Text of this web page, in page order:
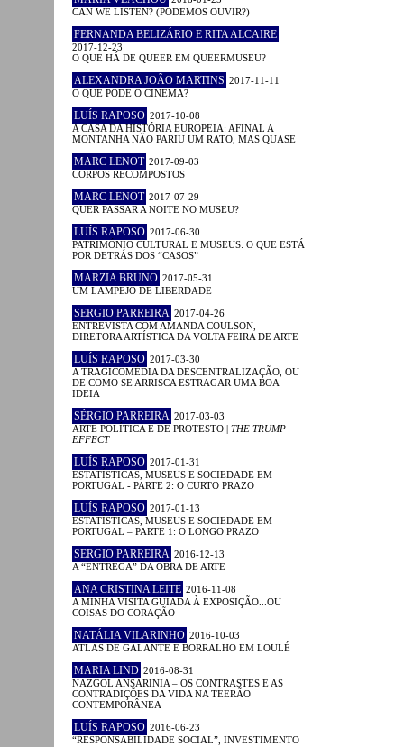
CAN WE LISTEN? (PODEMOS OUVIR?)
FERNANDA BELIZÁRIO E RITA ALCAIRE
2017-12-23
O QUE HÁ DE QUEER EM QUEERMUSEU?
ALEXANDRA JOÃO MARTINS 2017-11-11
O QUE PODE O CINEMA?
LUÍS RAPOSO 2017-10-08
A CASA DA HISTÓRIA EUROPEIA: AFINAL A
MONTANHA NÃO PARIU UM RATO, MAS QUASE
MARC LENOT 2017-09-03
CORPOS RECOMPOSTOS
MARC LENOT 2017-07-29
QUER PASSAR A NOITE NO MUSEU?
LUÍS RAPOSO 2017-06-30
PATRIMÓNIO CULTURAL E MUSEUS: O QUE ESTÁ
POR DETRÁS DOS “CASOS”
MARZIA BRUNO 2017-05-31
UM LAMPEJO DE LIBERDADE
SERGIO PARREIRA 2017-04-26
ENTREVISTA COM AMANDA COULSON,
DIRETORA ARTÍSTICA DA VOLTA FEIRA DE ARTE
LUÍS RAPOSO 2017-03-30
A TRAGICOMÉDIA DA DESCENTRALIZAÇÃO, OU
DE COMO SE ARRISCA ESTRAGAR UMA BOA
IDEIA
SÉRGIO PARREIRA 2017-03-03
ARTE POLÍTICA E DE PROTESTO | THE TRUMP
EFFECT
LUÍS RAPOSO 2017-01-31
ESTATÍSTICAS, MUSEUS E SOCIEDADE EM
PORTUGAL - PARTE 2: O CURTO PRAZO
LUÍS RAPOSO 2017-01-13
ESTATÍSTICAS, MUSEUS E SOCIEDADE EM
PORTUGAL – PARTE 1: O LONGO PRAZO
SERGIO PARREIRA 2016-12-13
A “ENTREGA” DA OBRA DE ARTE
ANA CRISTINA LEITE 2016-11-08
A MINHA VISITA GUIADA À EXPOSIÇÃO...OU
COISAS DO CORAÇÃO
NATÁLIA VILARINHO 2016-10-03
ATLAS DE GALANTE E BORRALHO EM LOULÉ
MARIA LIND 2016-08-31
NAZGOL ANSARINIA – OS CONTRASTES E AS
CONTRADIÇÕES DA VIDA NA TEERÃO
CONTEMPORÂNEA
LUÍS RAPOSO 2016-06-23
“RESPONSABILIDADE SOCIAL”, INVESTIMENTO